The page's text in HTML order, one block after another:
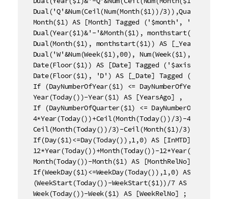
Dual('Q'&Num(Ceil(Num(Month($1))/
Month($1) AS [Month] Tagged ('$month',
Dual(Year($1)&'-'&Month($1), monthstart($1)) AS
Dual(Month($1), monthstart($1)) AS [_YearMonth]
Dual('W'&Num(Week($1),00), Num(Week($1),00)) AS
Date(Floor($1)) AS [Date] Tagged ('$axis',
Date(Floor($1), 'D') AS [_Date] Tagged ('$axis',
If (DayNumberOfYear($1) <=
  Year(Today())-Year($1) AS [YearsAgo] ,
If (DayNumberOfQuarter($1) <=
4*Year(Today())+Ceil(Month(Today())/3)-
Ceil(Month(Today())/3)-Ceil(Month($1)/3) AS
  If(Day($1)<=Day(Today()),1,0) AS [InMTD] ,
12*Year(Today())+Month(Today())-12*Year($1)-
  Month(Today())-Month($1) AS [MonthRelNo] ,
If(WeekDay($1)<=WeekDay(Today()),1,0) AS [InWTD]
(WeekStart(Today())-WeekStart($1))/7 AS
  Week(Today())-Week($1) AS [WeekRelNo] ;